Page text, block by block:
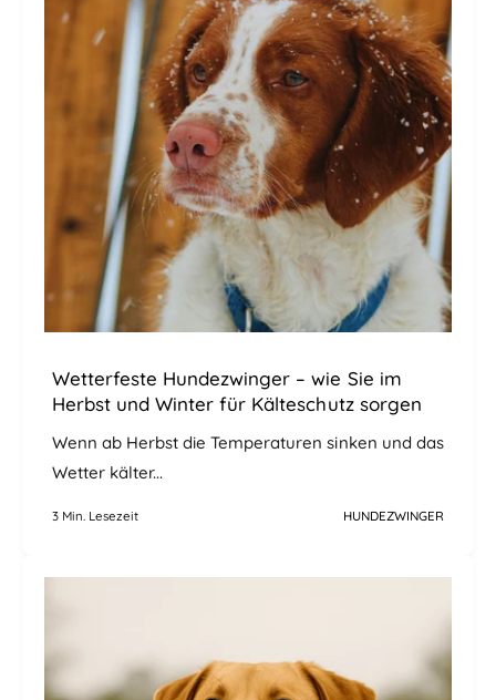
Wetterfeste Hundezwinger – wie Sie im
Herbst und Winter für Kälteschutz sorgen
Wenn ab Herbst die Temperaturen sinken und das
Wetter kälter...
3 Min. Lesezeit HUNDEZWINGER